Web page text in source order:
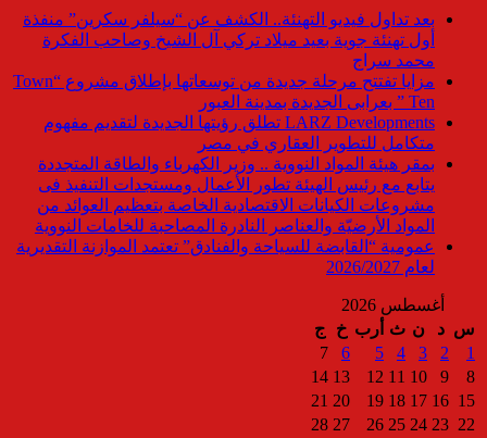
بعد تداول فيديو التهنئة.. الكشف عن “سيلفر سكرين” منفذة
أول تهنئة جوية بعيد ميلاد تركي آل الشيخ وصاحب الفكرة
محمد سراج
مزايا تفتتح مرحلة جديدة من توسعاتها بإطلاق مشروع “Town
Ten ” بعرابى الجديدة بمدينة العبور
LARZ Developments تطلق رؤيتها الجديدة لتقديم مفهوم
متكامل للتطوير العقاري في مصر
بمقر هيئة المواد النووية .. وزير الكهرباء والطاقة المتجددة
يتابع مع رئيس الهيئة تطور الأعمال ومستجدات التنفيذ فى
مشروعات الكيانات الاقتصادية الخاصة بتعظيم العوائد من
المواد الأرضيّة والعناصر النادرة المصاحبة للخامات النووية
عمومية “القابضة للسياحة والفنادق” تعتمد الموازنة التقديرية
لعام 2026/2027
أغسطس 2026
س د ن ث أرب خ
ج
1
2
3
4
5
6
7
8
9
10
11
12
13
14
15
16
17
18
19
20
21
22
23
24
25
26
27
28